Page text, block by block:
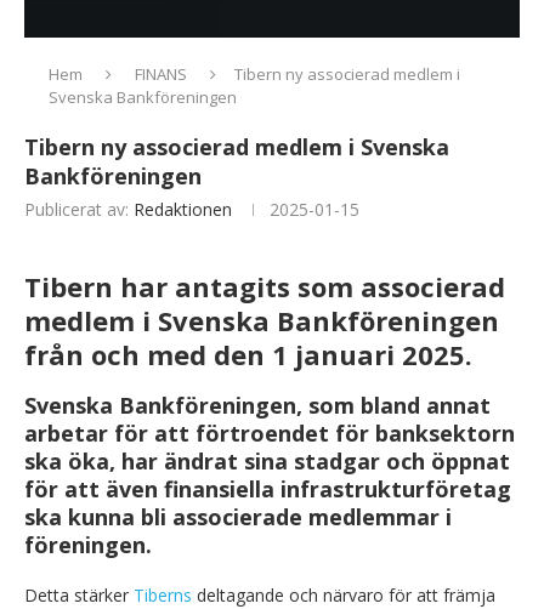
Hem FINANS
Tibern ny associerad medlem i
Svenska Bankföreningen
Tibern ny associerad medlem i Svenska
Bankföreningen
Publicerat av: Redaktionen 2025-01-15
Tibern har antagits som associerad
medlem i Svenska Bankföreningen
från och med den 1 januari 2025.
Svenska Bankföreningen, som bland annat
arbetar för att förtroendet för banksektorn
ska öka, har ändrat sina stadgar och öppnat
för att även finansiella infrastrukturföretag
ska kunna bli associerade medlemmar i
föreningen.
Detta stärker Tiberns deltagande och närvaro för att främja